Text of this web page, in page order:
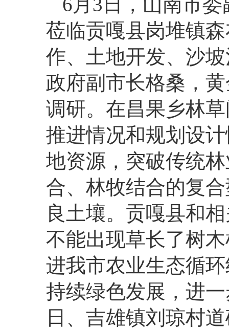
莅临贡嘎县岗堆镇
作、土地开发、沙
政府副市长格桑，
调研。在昌果乡林
推进情况和规划设
地资源，突破传统
合、林牧结合的复
良土壤。贡嘎县和
不能出现草长了树
进我市农业生态循
持续绿色发展，进
日、吉雄镇刘琼村